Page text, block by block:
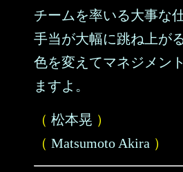
チームを率いる大事な
手当が大幅に跳ね上が
色を変えてマネジメン
ますよ。
（ 松本晃 ）
（ Matsumoto Akira ）